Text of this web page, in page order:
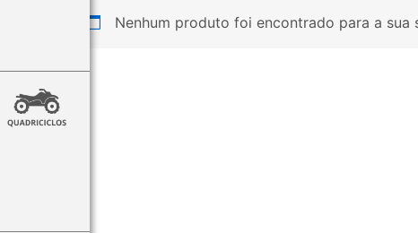
Nenhum produto foi encontrado para a sua